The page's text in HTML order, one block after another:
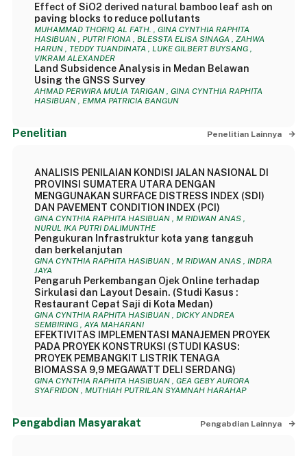
Effect of SiO2 derived natural bamboo leaf ash on
paving blocks to reduce pollutants
MUHAMMAD THORIQ AL FATH. , GINA CYNTHIA RAPHITA
HASIBUAN , PUTRI FIONA , BLESSTA ELISA SINAGA , ZAHWA
HARUN , TEDDY TUANDINATA , LUKE GILBERT BUYSANG ,
VIKRAM ALEXANDER
Land Subsidence Analysis in Medan Belawan
Using the GNSS Survey
AHMAD PERWIRA MULIA TARIGAN , GINA CYNTHIA RAPHITA
HASIBUAN , EMMA PATRICIA BANGUN
Penelitian Penelitian Lainnya
ANALISIS PENILAIAN KONDISI JALAN NASIONAL DI
PROVINSI SUMATERA UTARA DENGAN
MENGGUNAKAN SURFACE DISTRESS INDEX (SDI)
DAN PAVEMENT CONDITION INDEX (PCI)
GINA CYNTHIA RAPHITA HASIBUAN , M RIDWAN ANAS ,
NURUL IKA PUTRI DALIMUNTHE
Pengukuran Infrastruktur kota yang tangguh
dan berkelanjutan
GINA CYNTHIA RAPHITA HASIBUAN , M RIDWAN ANAS , INDRA
JAYA
Pengaruh Perkembangan Ojek Online terhadap
Sirkulasi dan Layout Desain. (Studi Kasus :
Restaurant Cepat Saji di Kota Medan)
GINA CYNTHIA RAPHITA HASIBUAN , DICKY ANDREA
SEMBIRING , AYA MAHARANI
EFEKTIVITAS IMPLEMENTASI MANAJEMEN PROYEK
PADA PROYEK KONSTRUKSI (STUDI KASUS:
PROYEK PEMBANGKIT LISTRIK TENAGA
BIOMASSA 9,9 MEGAWATT DELI SERDANG)
GINA CYNTHIA RAPHITA HASIBUAN , GEA GEBY AURORA
SYAFRIDON , MUTHIAH PUTRILAN SYAMNAH HARAHAP
Pengabdian Masyarakat Pengabdian Lainnya